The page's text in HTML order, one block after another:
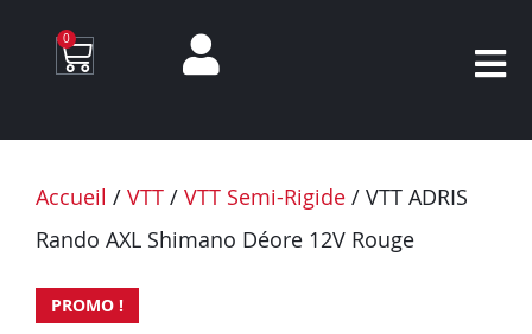
0
Accueil / VTT / VTT Semi-Rigide / VTT ADRIS
Rando AXL Shimano Déore 12V Rouge
PROMO !